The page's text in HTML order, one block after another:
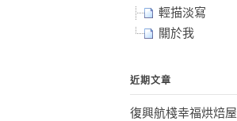
輕描淡寫
關於我
近期文章
復興航棧幸福烘焙屋